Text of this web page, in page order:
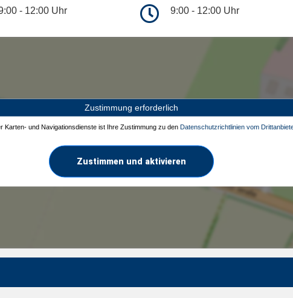
- 12:00 Uhr 9:00 - 12:00 Uhr
Zustimmung erforderlich
Karten- und Navigationsdienste ist Ihre Zustimmung zu den Datenschutzrichtlinien vom
Zustimmen und aktivieren